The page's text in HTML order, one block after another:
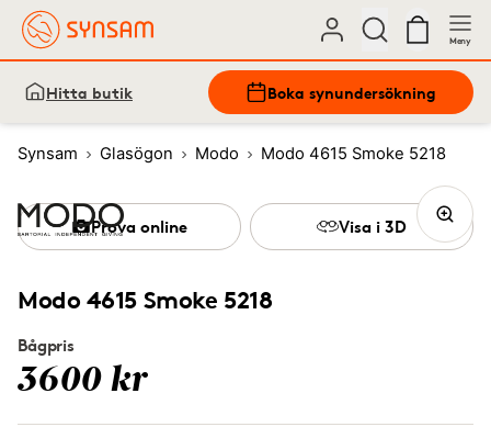
Meny
Hitta butik Boka synundersökning
Synsam Glasögon Modo Modo 4615 Smoke 5218
Modo 4615 Smoke 5218
Bågpris
3600 kr
Prova online Visa i 3D